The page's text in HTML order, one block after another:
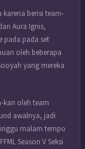
karena berisi team-
Aura Ignis,
pada pada set
oleh beberapa
yang mereka
kan oleh team
awalnya, jadi
malam tempo
Season V Seksi